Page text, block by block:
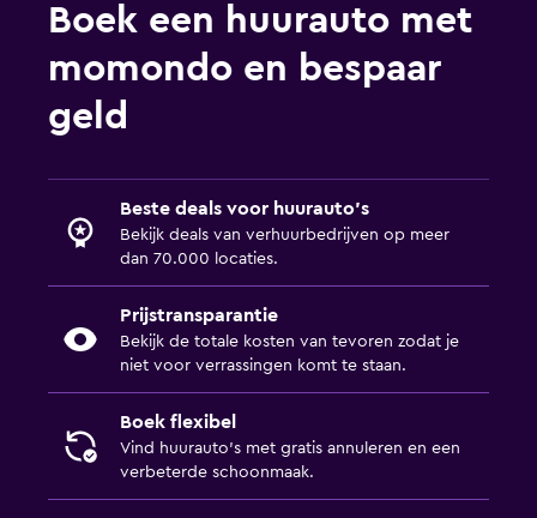
Boek een huurauto met
momondo en bespaar
geld
Beste deals voor huurauto's
Bekijk deals van verhuurbedrijven op meer
dan 70.000 locaties.
Prijstransparantie
Bekijk de totale kosten van tevoren zodat je
niet voor verrassingen komt te staan.
Boek flexibel
Vind huurauto's met gratis annuleren en een
verbeterde schoonmaak.